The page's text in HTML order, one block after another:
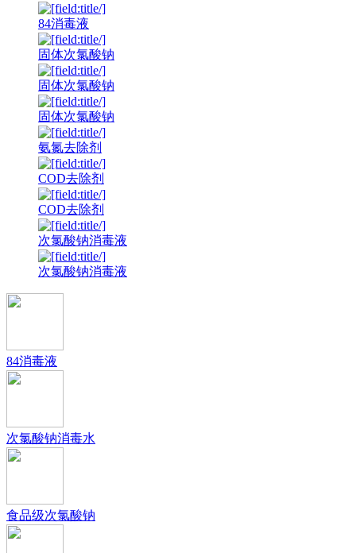
84消毒液
固体次氯酸钠
固体次氯酸钠
固体次氯酸钠
氨氮去除剂
COD去除剂
COD去除剂
次氯酸钠消毒液
次氯酸钠消毒液
84消毒液
次氯酸钠消毒水
食品级次氯酸钠